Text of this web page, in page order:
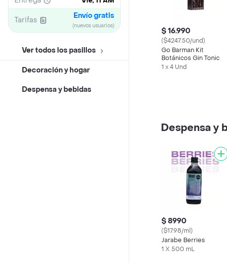
Tarifas Envío gratis
(nuevos usuarios)
Ver todos los pasillos
Decoración y hogar
Despensa y bebidas
$ 16.990
($4247.50/und)
Go Barman Kit
Botánicos Gin Tonic
1 x 4 Und
Despensa y
$ 8990
($17.98/ml)
Jarabe Berries
1 X 500 mL